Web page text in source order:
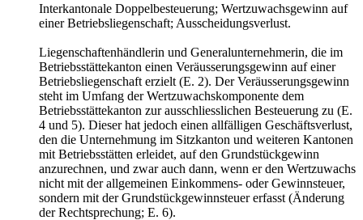
Interkantonale Doppelbesteuerung; Wertzuwachsgewinn auf
einer Betriebsliegenschaft; Ausscheidungsverlust.
Liegenschaftenhändlerin und Generalunternehmerin, die im
Betriebsstättekanton einen Veräusserungsgewinn auf einer
Betriebsliegenschaft erzielt (E. 2). Der Veräusserungsgewinn
steht im Umfang der Wertzuwachskomponente dem
Betriebsstättekanton zur ausschliesslichen Besteuerung zu (E.
4 und 5). Dieser hat jedoch einen allfälligen Geschäftsverlust,
den die Unternehmung im Sitzkanton und weiteren Kantonen
mit Betriebsstätten erleidet, auf den Grundstückgewinn
anzurechnen, und zwar auch dann, wenn er den Wertzuwachs
nicht mit der allgemeinen Einkommens- oder Gewinnsteuer,
sondern mit der Grundstückgewinnsteuer erfasst (Änderung
der Rechtsprechung; E. 6).